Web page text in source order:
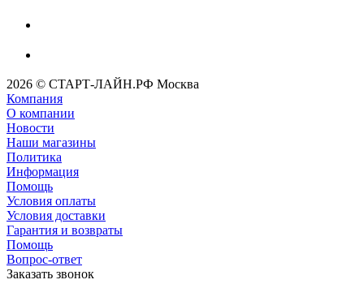
2026 © СТАРТ-ЛАЙН.РФ Москва
Компания
О компании
Новости
Наши магазины
Политика
Информация
Помощь
Условия оплаты
Условия доставки
Гарантия и возвраты
Помощь
Вопрос-ответ
Заказать звонок